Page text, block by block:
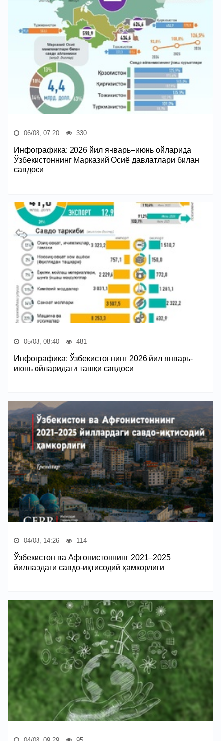
06/08, 07:20 330
Инфографика: 2026 йил январь–июнь ойларида
Ўзбекистоннинг Марказий Осиё давлатлари билан
савдоси
05/08, 08:40 481
Инфографика: Ўзбекистоннинг 2026 йил январь-
июнь ойларидаги ташқи савдоси
04/08, 14:26 114
Ўзбекистон ва Афғонистоннинг 2021–2025
йиллардаги савдо-иқтисодий ҳамкорлиги